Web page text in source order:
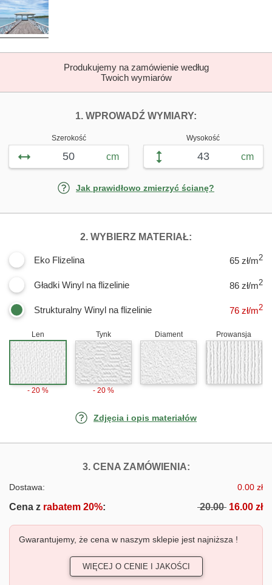
Produkujemy na zamówienie według
Twoich wymiarów
1. WPROWADŹ WYMIARY:
Szerokość
cm
Wysokość
cm
Jak prawidłowo zmierzyć ścianę?
2. WYBIERZ MATERIAŁ:
Eko Flizelina 65 zł/m2
Gładki Winyl na flizelinie 86 zł/m2
Strukturalny Winyl na flizelinie 76 zł/m2
Len
- 20 %
Tynk
- 20 %
Diament Prowansja
Zdjęcia i opis materiałów
3. CENA ZAMÓWIENIA:FOTOTAPETY
Dostawa: 0.00 zł
Cena z rabatem 20%: 20.00 16.00 zł
Gwarantujemy, że cena w naszym sklepie jest najniższa !
WIĘCEJ O CENIE I JAKOŚCI